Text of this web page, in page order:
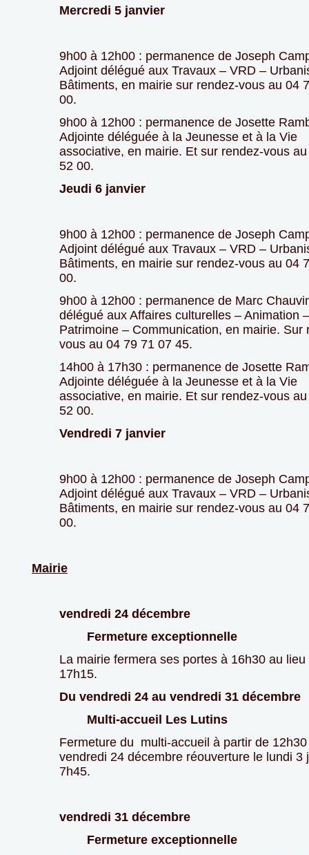
Mercredi 5 janvier
9h00 à 12h00 : permanence de Joseph
Adjoint délégué aux Travaux – VRD –
Bâtiments, en mairie sur rendez-vous au 04
00.
9h00 à 12h00 : permanence de Josette
Adjointe déléguée à la Jeunesse et à la Vie
associative, en mairie. Et sur rendez-vous
52 00.
Jeudi 6 janvier
9h00 à 12h00 : permanence de Joseph
Adjoint délégué aux Travaux – VRD –
Bâtiments, en mairie sur rendez-vous au 04
00.
9h00 à 12h00 : permanence de Marc
délégué aux Affaires culturelles – Animation –
Patrimoine – Communication, en mairie. Sur
vous au 04 79 71 07 45.
14h00 à 17h30 : permanence de Josette
Adjointe déléguée à la Jeunesse et à la Vie
associative, en mairie. Et sur rendez-vous
52 00.
Vendredi 7 janvier
9h00 à 12h00 : permanence de Joseph
Adjoint délégué aux Travaux – VRD –
Bâtiments, en mairie sur rendez-vous au 04
00.
Mairie
vendredi 24 décembre
Fermeture exceptionnelle
La mairie fermera ses portes à 16h30 au lieu
17h15.
Du vendredi 24 au vendredi 31 décembre
Multi-accueil Les Lutins
Fermeture du multi-accueil à partir de
vendredi 24 décembre réouverture le lundi 3
7h45.
vendredi 31 décembre
Fermeture exceptionnelle